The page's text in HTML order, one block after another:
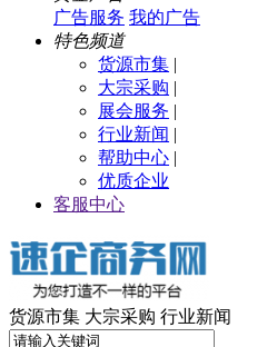
广告服务 我的广告
特色频道
货源市集 |
大宗采购 |
展会服务 |
行业新闻 |
帮助中心 |
优质企业
客服中心
货源市集 大宗采购 行业新闻